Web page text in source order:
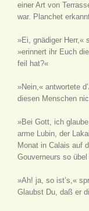
einer Art von
war. Planchet
»Ei, gnädiger Herr,«
»erinnert ihr Euch
feil hat?«
»Nein,« antwortete
diesen Menschen
»Bei Gott, ich
arme Lubin, der
Monat in Calais auf
Gouverneurs so
»Ah! ja, so ist’s,«
Glaubst Du, daß er